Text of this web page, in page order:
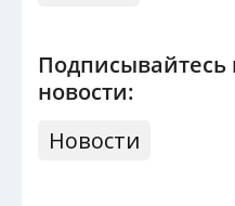
новости:
Новости